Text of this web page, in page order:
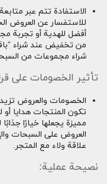
الاستفادة تتم عبر
للاستفسار عن العروض
أفضل للهدية أو تجربة
من تخفيض عند شراء
شراء مجموعات من
تأثير الخصومات على
الخصومات والعروض تزيد
مميزة يجعلها خيارًا
العروض على السبحات
علاقة ولاء مع المتجر.
نصيحة عملية: